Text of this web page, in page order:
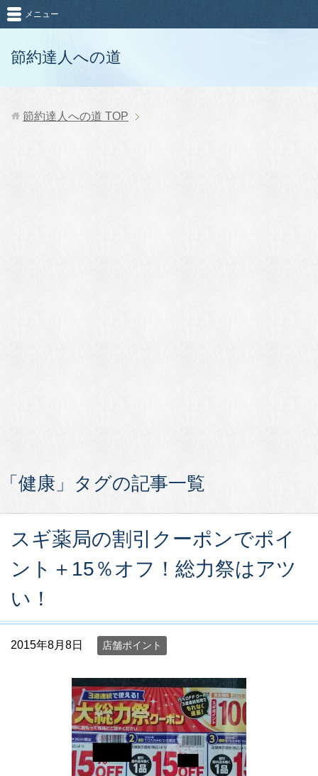
節約達人への道
メニュー
節約達人への道 TOP
「健康」タグの記事一覧
スギ薬局の割引クーポンでポイ
ント＋15％オフ！総力祭はアツ
い！
2015年8月8日 店舗ポイント